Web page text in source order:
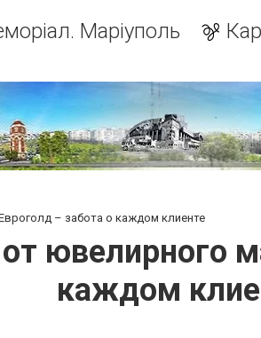
Маріуполь
– забота о каждом клиенте
ювелирного
каждом